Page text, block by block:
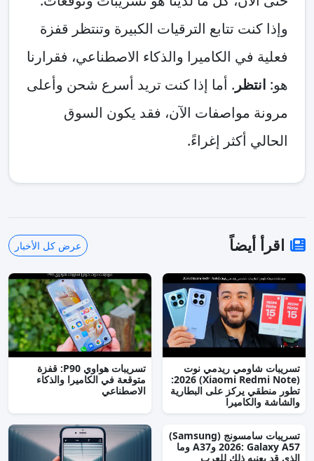
وإذا كنت تتابع الترقيات الكبيرة وتنتظر قفزة
فعلية في الكاميرا والذكاء الاصطناعي، فقرارنا
هو: انتظر . أما إذا كنت تريد أسرع شحن وأعلى
مرونة مواصفات الآن، فقد يكون السوق
الحالي أكثر إغراءً.
اقرأ أيضاً عرض كل الأخبار
تسريبات شاومي ريدمي نوت
(Xiaomi Redmi Note) 2026:
تطور منطقي يركز على البطارية
والشاشة والكاميرا
تسريبات هواوي P90: قفزة
متوقعة في الكاميرا والذكاء
الاصطناعي
تسريبات سامسونج (Samsung)
2026: Galaxy A57 وA37 وما
الذي قد يعنيه ذلك للعرب